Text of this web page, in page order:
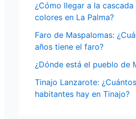
:
¿Cómo llegar a la
colores en La Palma?
Faro de Maspalomas:
años tiene el faro?
¿Dónde está el pueblo de
Tinajo Lanzarote: ¿Cuántos
habitantes hay en Tinajo?